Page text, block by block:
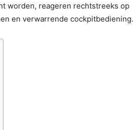
worden, reageren rechtstreeks op
en verwarrende cockpitbediening.